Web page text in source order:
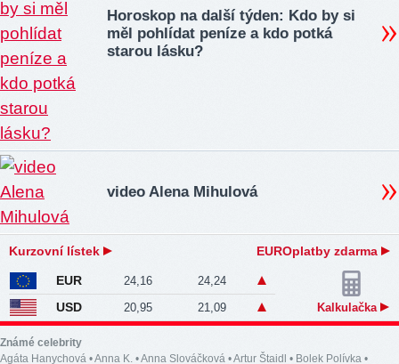
Horoskop na další týden: Kdo by si
měl pohlídat peníze a kdo potká
starou lásku?
video Alena Mihulová
Kurzovní lístek EUROplatby zdarma
EUR 24,16 24,24
USD 20,95 21,09 Kalkulačka
Známé celebrity
Agáta Hanychová •Anna K. •Anna Slováčková •Artur Štaidl • Bolek Polívka •